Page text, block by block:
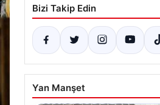
Bizi Takip Edin
Yan Manşet